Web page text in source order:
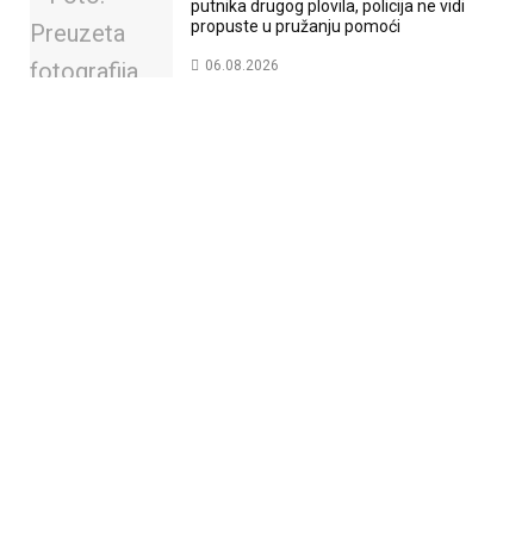
putnika drugog plovila, policija ne vidi
propuste u pružanju pomoći
06.08.2026